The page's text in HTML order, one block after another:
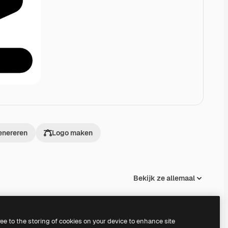
Logo maken
Bekijk ze allemaal
to the storing of cookies on your device to enhance site